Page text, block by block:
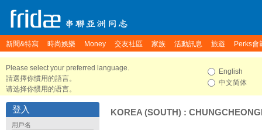
新聞&特寫 時尚娛樂 Money 交友社區 家族 活動訊息 旅遊 Perks會
Please select your preferred language.
請選擇你慣用的語言。
请选择你惯用的语言。
English
中文简体
登入
用戶名
KOREA (SOUTH) :